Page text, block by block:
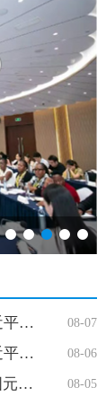
08-07
以高度的历史主动把握时代航向——习近平党建思想理论品格系列述…
08-06
以坚定的理想信念筑牢精神根基——习近平党建思想理论品格系列述…
08-05
大道行天下｜“以天下之利为利”——中国元首外交的世界情怀与大…